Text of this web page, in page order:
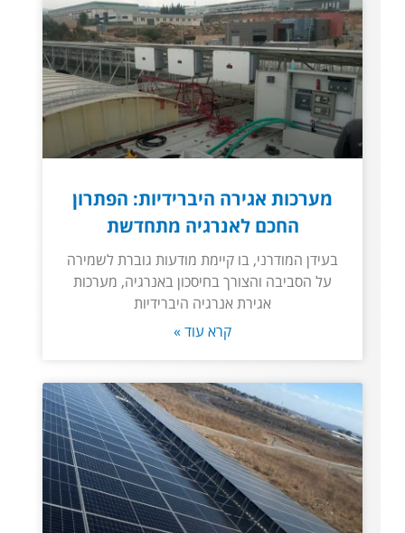
מערכות אגירה היברידיות: הפתרון
החכם לאנרגיה מתחדשת
בעידן המודרני, בו קיימת מודעות גוברת לשמירה
על הסביבה והצורך בחיסכון באנרגיה, מערכות
אגירת אנרגיה היברידיות
קרא עוד »